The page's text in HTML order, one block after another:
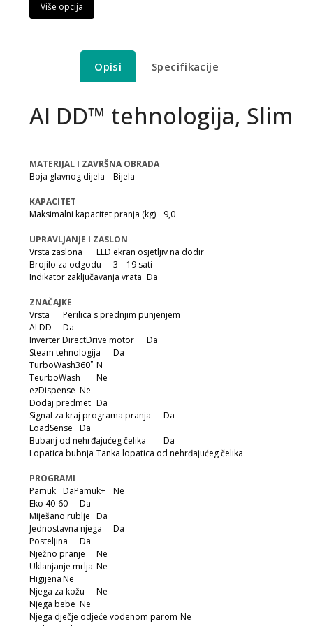
Više opcija
Opisi Specifikacije
AI DD™ tehnologija, Slim
MATERIJAL I ZAVRŠNA OBRADA
Boja glavnog dijela
Bijela
KAPACITET
Maksimalni kapacitet pranja (kg)
9,0
UPRAVLJANJE I ZASLON
Vrsta zaslona
LED ekran osjetljiv na dodir
Brojilo za odgodu
3 – 19 sati
Indikator zaključavanja vrata Da
ZNAČAJKE
Vrsta
Perilica s prednjim punjenjem
AI DD
Da
Inverter DirectDrive motor
Da
Steam tehnologija
Da
TurboWash360˚ N
TeurboWash
Ne
ezDispense Ne
Dodaj predmet Da
Signal za kraj programa pranja
Da
LoadSense
Da
Bubanj od nehrđajućeg čelika
Da
Lopatica bubnja Tanka lopatica od nehrđajućeg čelika
PROGRAMI
Pamuk DaPamuk+
Ne
Eko 40-60
Da
Miješano rublje Da
Jednostavna njega
Da
Posteljina
Da
Nježno pranje
Ne
Uklanjanje mrlja Ne
HigijenaNe
Njega za kožu
Ne
Njega bebe Ne
Njega dječje odjeće vodenom parom Ne